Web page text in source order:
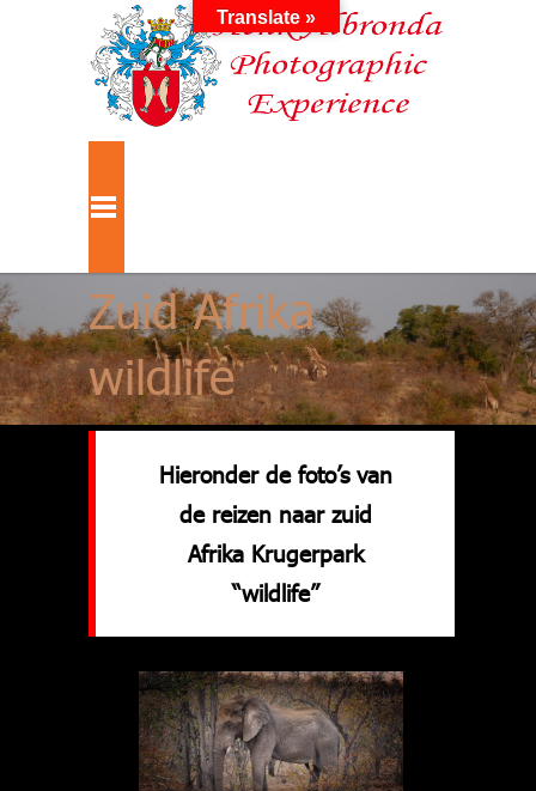
Zuid Afrika
wildlife
Hieronder de foto’s van
de reizen naar zuid
Afrika Krugerpark
“wildlife”
Translate »